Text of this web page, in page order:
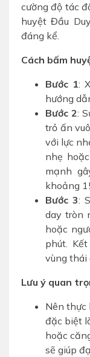
cường độ tác
huyệt Đầu
đáng kể.
Cách bấm
Bước 1:
hướng
Bước 2:
trỏ ấn
với lực
nhẹ
mạnh
khoảng
Bước 3:
day tròn
hoặc
phút.
vùng thái
Lưu ý quan
Nên thực
đặc biệt
hoặc
sẽ giúp